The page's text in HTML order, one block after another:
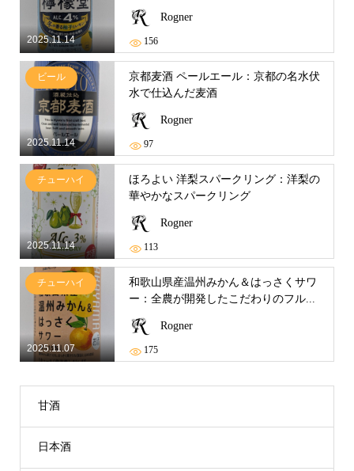
2025.11.14
Rogner
156
2025.11.14
ビール
京都麦酒 ペールエール：京都の名水伏
水で仕込んだ麦酒
Rogner
97
2025.11.14
チューハイ
ほろよい 洋梨スパークリング：洋梨の
華やかなスパークリング
Rogner
113
2025.11.07
チューハイ
和歌山県産温州みかん＆はっさくサワ
ー：全農が開発したこだわりのフル...
Rogner
175
甘酒
日本酒